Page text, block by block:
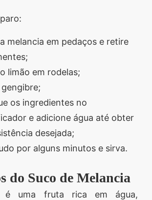
melancia em pedaços e retire
limão em rodelas;
gengibre;
os ingredientes no
e adicione água até obter
desejada;
por alguns minutos e sirva.
do Suco de Melancia
é uma fruta rica em água,